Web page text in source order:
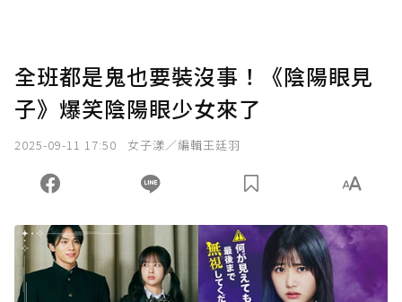
全班都是鬼也要裝沒事！《陰陽眼見
子》爆笑陰陽眼少女來了
2025-09-11 17:50 女子漾／編輯王廷羽